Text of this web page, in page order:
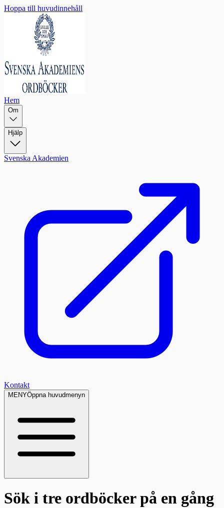
Hoppa till huvudinnehåll
Hem
Om
Hjälp
Svenska Akademien
Kontakt
MENYÖppna huvudmenyn
Sök i tre ordböckerpå en gång